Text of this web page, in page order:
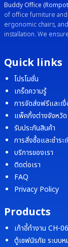
Buddy Office
of office furniture and
ergonomic chairs,
installation. We
Quick links
โปรโมชั่น
เกร็ดความรู้
การจัดส่งฟรีและเงื่
แพ็คกิ้งต่างจังหวัด
รับประกันสินค้า
การสั่งซื้อและชำระ
บริการของเรา
ติดต่อเรา
FAQ
Privacy Policy
Products
เก้าอี้ทำงาน CH-
ตู้เซฟนิรภัย ระบบ